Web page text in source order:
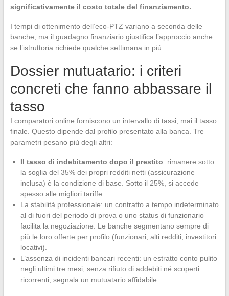
significativamente il costo totale del finanziamento.
I tempi di ottenimento dell’eco-PTZ variano a seconda delle
banche, ma il guadagno finanziario giustifica l’approccio anche
se l’istruttoria richiede qualche settimana in più.
Dossier mutuatario: i criteri
concreti che fanno abbassare il
tasso
I comparatori online forniscono un intervallo di tassi, mai il tasso
finale. Questo dipende dal profilo presentato alla banca. Tre
parametri pesano più degli altri:
Il tasso di indebitamento dopo il prestito: rimanere sotto
la soglia del 35% dei propri redditi netti (assicurazione
inclusa) è la condizione di base. Sotto il 25%, si accede
spesso alle migliori tariffe.
La stabilità professionale: un contratto a tempo indeterminato
al di fuori del periodo di prova o uno status di funzionario
facilita la negoziazione. Le banche segmentano sempre di
più le loro offerte per profilo (funzionari, alti redditi, investitori
locativi).
L’assenza di incidenti bancari recenti: un estratto conto pulito
negli ultimi tre mesi, senza rifiuto di addebiti né scoperti
ricorrenti, segnala un mutuatario affidabile.